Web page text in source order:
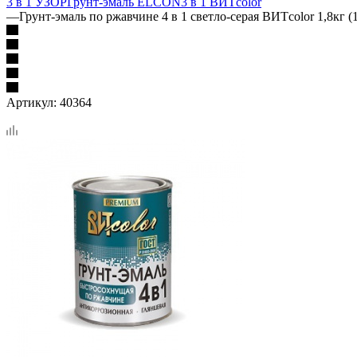
—Грунт-эмаль по ржавчине 4 в 1 светло-серая ВИТcolor 1,8кг
Артикул: 40364